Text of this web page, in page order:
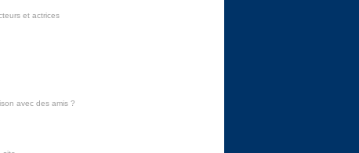
et actrices
avec des amis?